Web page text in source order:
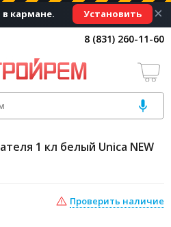
кармане. Установить ×
8 (831) 260-11-60
1 кл белый Unica NEW
Проверить наличие